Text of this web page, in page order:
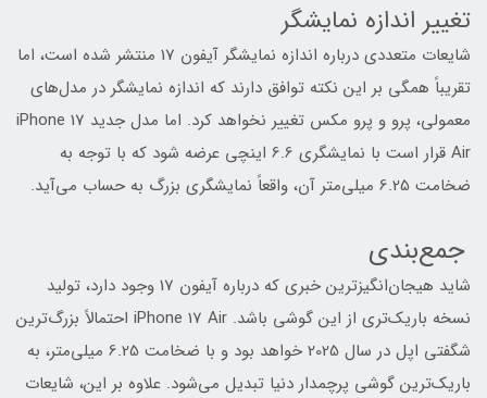
تغییر اندازه نمایشگر
شایعات متعددی درباره اندازه نمایشگر آیفون 17 منتشر شده است، اما
تقریباً همگی بر این نکته توافق دارند که اندازه نمایشگر در مدل‌های
معمولی، پرو و پرو مکس تغییر نخواهد کرد. اما مدل جدید iPhone 17
Air قرار است با نمایشگری 6.6 اینچی عرضه شود که با توجه به
ضخامت 6.25 میلی‌متر آن، واقعاً نمایشگری بزرگ به حساب می‌آید.
جمع‌بندی
شاید هیجان‌انگیزترین خبری که درباره آیفون 17 وجود دارد، تولید
نسخه باریک‌تری از این گوشی باشد. iPhone 17 Air احتمالاً بزرگ‌ترین
شگفتی اپل در سال 2025 خواهد بود و با ضخامت 6.25 میلی‌متر، به
باریک‌ترین گوشی پرچمدار دنیا تبدیل می‌شود. علاوه بر این، شایعات